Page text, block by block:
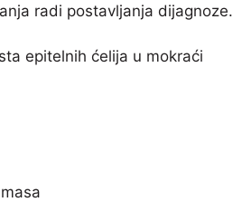
radi postavljanja dijagnoze.
epitelnih ćelija u mokraći